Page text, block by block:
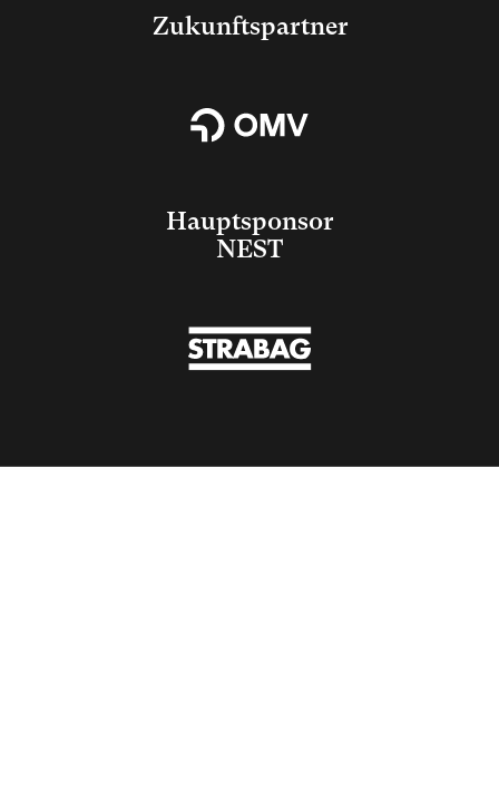
Zukunftspartner
Hauptsponsor
NEST